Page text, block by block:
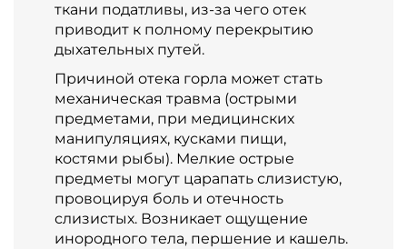
ткани податливы, из-за чего отек
приводит к полному перекрытию
дыхательных путей.
Причиной отека горла может стать
механическая травма (острыми
предметами, при медицинских
манипуляциях, кусками пищи,
костями рыбы). Мелкие острые
предметы могут царапать слизистую,
провоцируя боль и отечность
слизистых. Возникает ощущение
инородного тела, першение и кашель.